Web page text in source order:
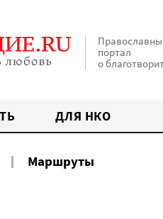
портал
о
ДЛЯ НКО
Маршруты